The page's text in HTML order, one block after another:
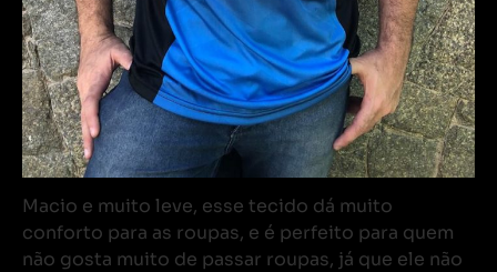
Macio e muito leve, esse tecido dá muito
conforto para as roupas, e é perfeito para quem
não gosta muito de passar roupas, já que ele não